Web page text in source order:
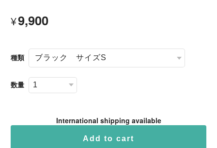
¥9,900
種類
数量
International shipping available
Add to cart